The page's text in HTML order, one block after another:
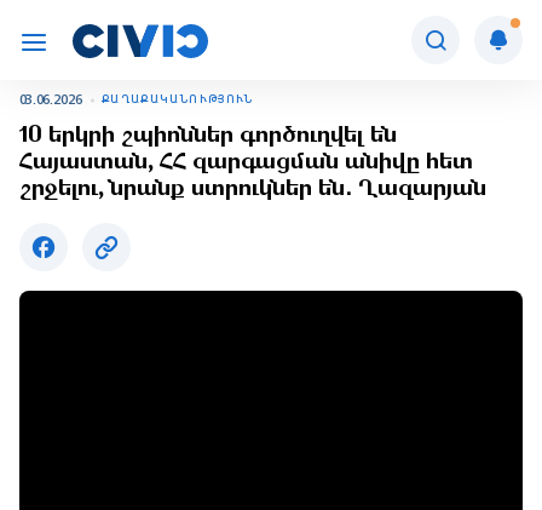
03.06.2026 ՔԱՂԱՔԱԿԱՆՈՒԹՅՈՒՆ
10 երկրի շպիոններ գործուղվել են
Հայաստան, ՀՀ զարգացման անիվը հետ
շրջելու, նրանք ստրուկներ են․ Ղազարյան